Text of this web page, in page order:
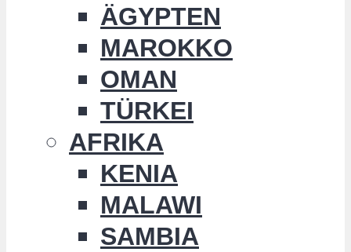
ÄGYPTEN
MAROKKO
OMAN
TÜRKEI
AFRIKA
KENIA
MALAWI
SAMBIA